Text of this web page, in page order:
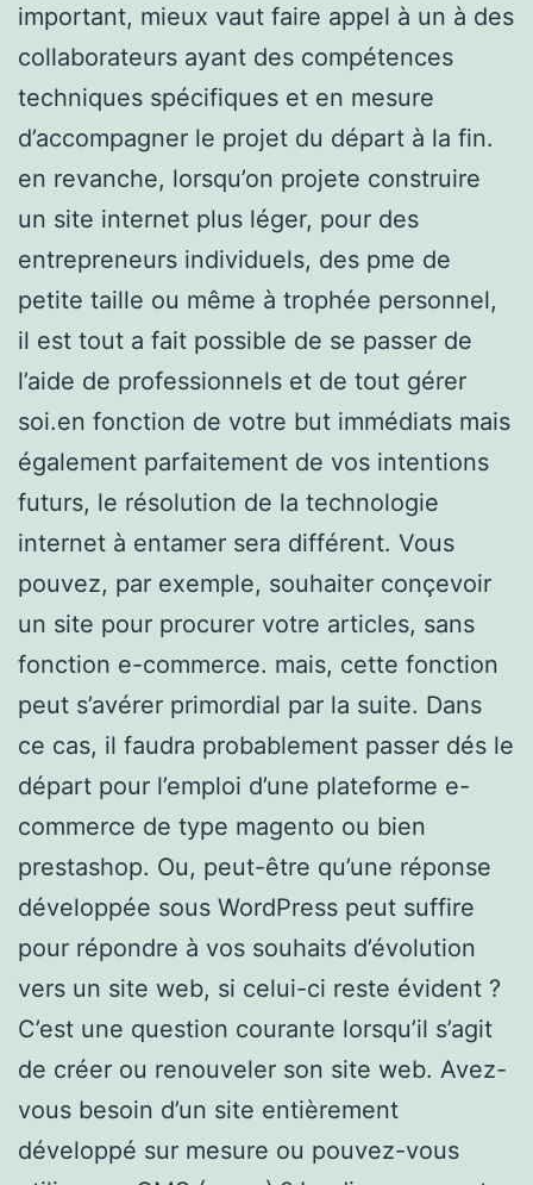
important, mieux vaut faire appel à un à des
collaborateurs ayant des compétences
techniques spécifiques et en mesure
d’accompagner le projet du départ à la fin.
en revanche, lorsqu’on projete construire
un site internet plus léger, pour des
entrepreneurs individuels, des pme de
petite taille ou même à trophée personnel,
il est tout a fait possible de se passer de
l’aide de professionnels et de tout gérer
soi.en fonction de votre but immédiats mais
également parfaitement de vos intentions
futurs, le résolution de la technologie
internet à entamer sera différent. Vous
pouvez, par exemple, souhaiter conçevoir
un site pour procurer votre articles, sans
fonction e-commerce. mais, cette fonction
peut s’avérer primordial par la suite. Dans
ce cas, il faudra probablement passer dés le
départ pour l’emploi d’une plateforme e-
commerce de type magento ou bien
prestashop. Ou, peut-être qu’une réponse
développée sous WordPress peut suffire
pour répondre à vos souhaits d’évolution
vers un site web, si celui-ci reste évident ?
C’est une question courante lorsqu’il s’agit
de créer ou renouveler son site web. Avez-
vous besoin d’un site entièrement
développé sur mesure ou pouvez-vous